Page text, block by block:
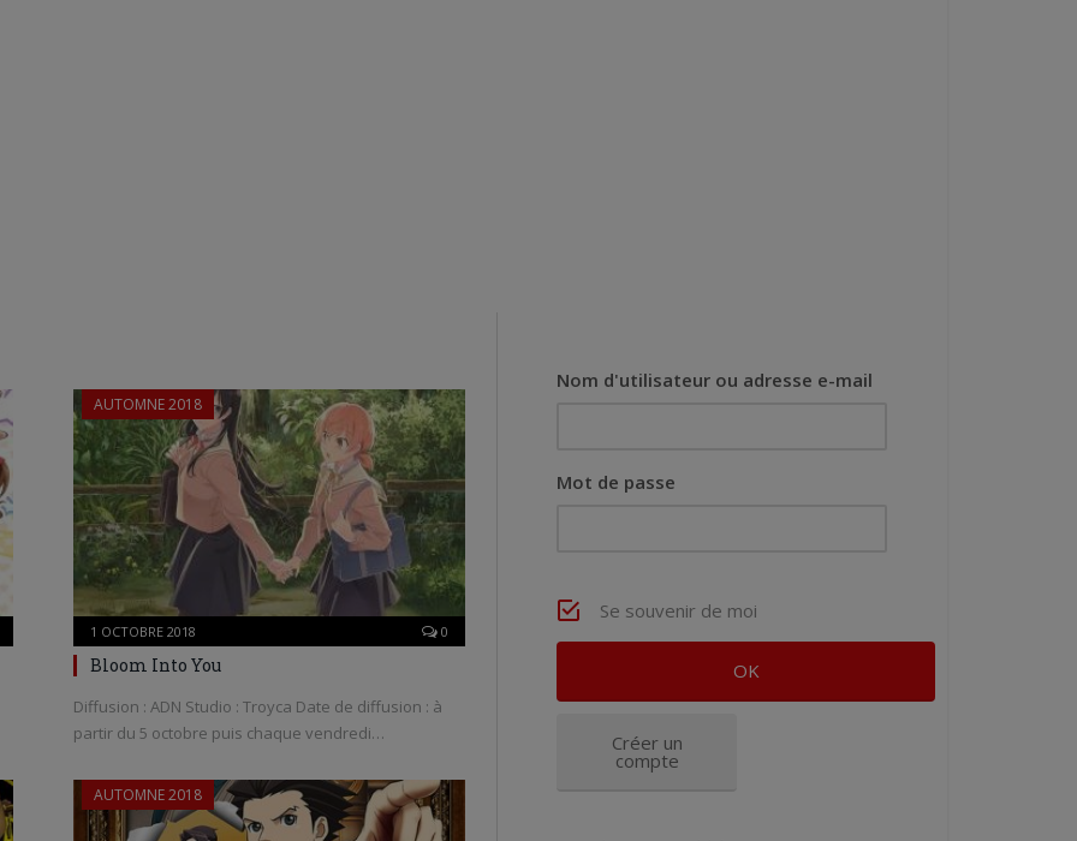
AUTOMNE 2018
1 OCTOBRE 2018 0
Bloom Into You
Diffusion : ADN Studio : Troyca Date de diffusion : à
partir du 5 octobre puis chaque vendredi…
AUTOMNE 2018
Nom d'utilisateur ou adresse e-mail
Mot de passe
Se souvenir de moi
Créer un
compte